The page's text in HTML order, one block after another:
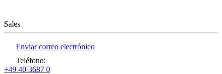
Sales
Enviar correo electrónico
Teléfono:
+49 40 3687 0